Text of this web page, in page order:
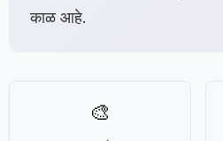
काळ आहे.
🎨